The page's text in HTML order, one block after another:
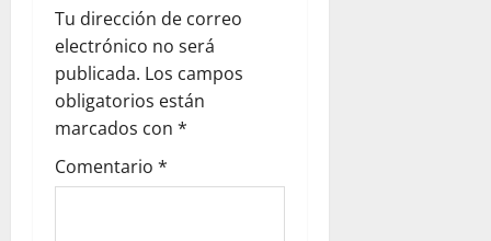
Tu dirección de correo
electrónico no será
publicada. Los campos
obligatorios están
marcados con *
Comentario *